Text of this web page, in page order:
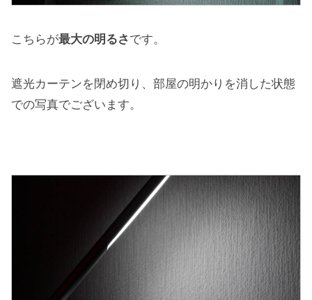
こちらが最大の明るさ です。
遮光カーテンを閉め切り、部屋の明かりを消した状態
での写真でございます。